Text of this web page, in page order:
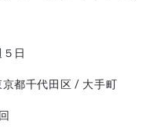
５日
京都千代田区 / 大手町